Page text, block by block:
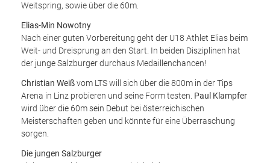
Weitspring, sowie über die 60m.
Elias-Min Nowotny
Nach einer guten Vorbereitung geht der U18 Athlet Elias beim
Weit- und Dreisprung an den Start. In beiden Disziplinen hat
der junge Salzburger durchaus Medaillenchancen!
Christian Weißvom LTS will sich über die 800m in der Tips
Arena in Linz probieren und seine Form testen. Paul Klampfer
wird über die 60m sein Debut bei österreichischen
Meisterschaften geben und könnte für eine Überraschung
sorgen.
Die jungen Salzburger